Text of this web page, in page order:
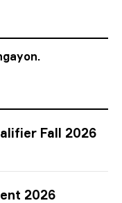
Fall 2026
2026